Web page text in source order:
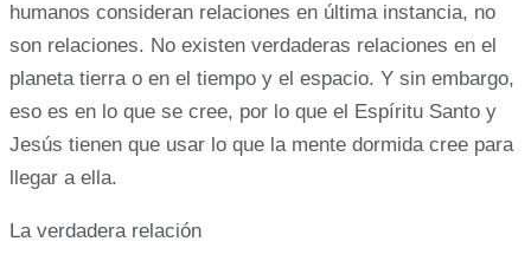
humanos consideran relaciones en última instancia, no
son relaciones. No existen verdaderas relaciones en el
planeta tierra o en el tiempo y el espacio. Y sin embargo,
eso es en lo que se cree, por lo que el Espíritu Santo y
Jesús tienen que usar lo que la mente dormida cree para
llegar a ella.
La verdadera relación